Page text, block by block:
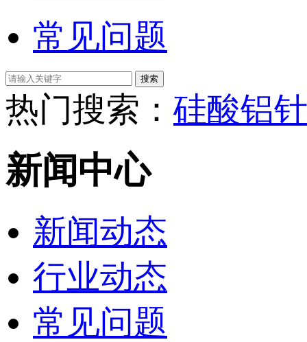
常见问题
热门搜索： 硅酸铝
新闻中心
新闻动态
行业动态
常见问题